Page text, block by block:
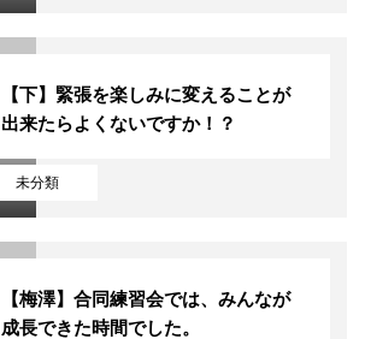
未分類
【下】緊張を楽しみに変えることが
出来たらよくないですか！？
【梅澤】合同練習会では、みんなが
成長できた時間でした。